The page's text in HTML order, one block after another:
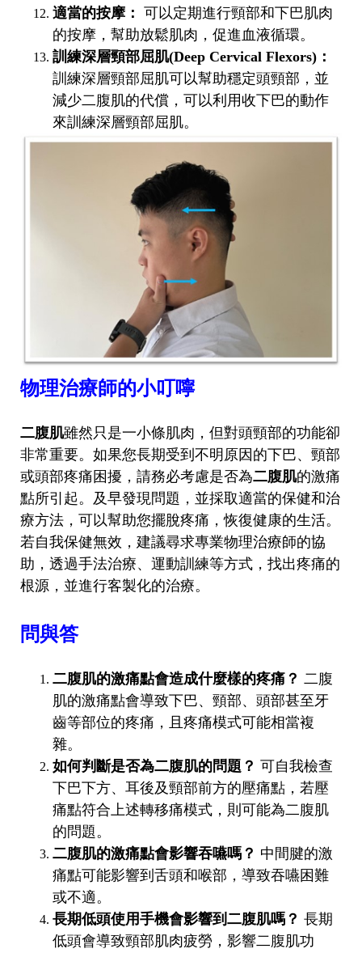
適當的按摩： 可以定期進行頸部和下巴肌肉
的按摩，幫助放鬆肌肉，促進血液循環。
訓練深層頸部屈肌(Deep Cervical Flexors)：
訓練深層頸部屈肌可以幫助穩定頭頸部，並
減少二腹肌的代償，可以利用收下巴的動作
來訓練深層頸部屈肌。
物理治療師的小叮嚀
二腹肌雖然只是一小條肌肉，但對頭頸部的功能卻
非常重要。如果您長期受到不明原因的下巴、頸部
或頭部疼痛困擾，請務必考慮是否為二腹肌的激痛
點所引起。及早發現問題，並採取適當的保健和治
療方法，可以幫助您擺脫疼痛，恢復健康的生活。
若自我保健無效，建議尋求專業物理治療師的協
助，透過手法治療、運動訓練等方式，找出疼痛的
根源，並進行客製化的治療。
問與答
二腹肌的激痛點會造成什麼樣的疼痛？ 二腹
肌的激痛點會導致下巴、頸部、頭部甚至牙
齒等部位的疼痛，且疼痛模式可能相當複
雜。
如何判斷是否為二腹肌的問題？ 可自我檢查
下巴下方、耳後及頸部前方的壓痛點，若壓
痛點符合上述轉移痛模式，則可能為二腹肌
的問題。
二腹肌的激痛點會影響吞嚥嗎？ 中間腱的激
痛點可能影響到舌頭和喉部，導致吞嚥困難
或不適。
長期低頭使用手機會影響到二腹肌嗎？ 長期
低頭會導致頸部肌肉疲勞，影響二腹肌功